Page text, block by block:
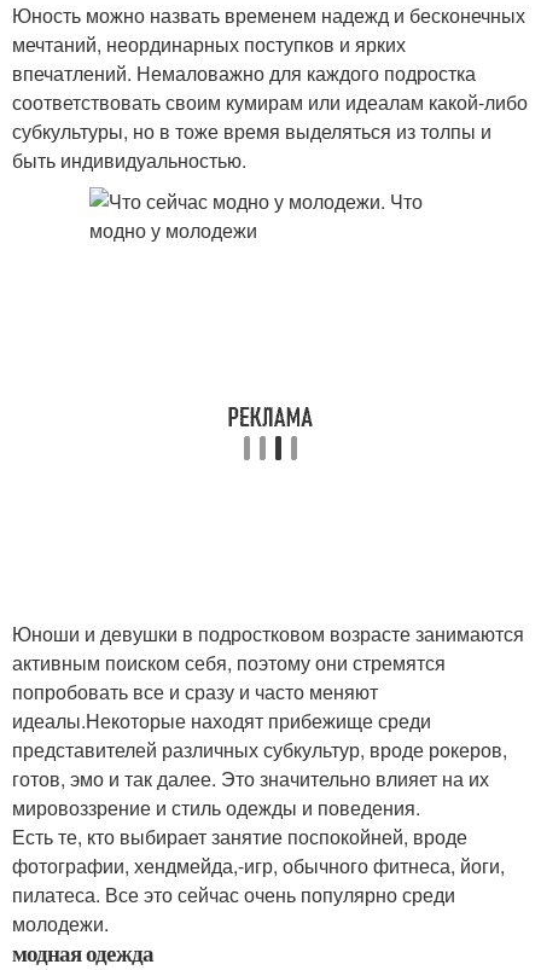
Юность можно назвать временем надежд и бесконечных
мечтаний, неординарных поступков и ярких
впечатлений. Немаловажно для каждого подростка
соответствовать своим кумирам или идеалам какой-либо
субкультуры, но в тоже время выделяться из толпы и
быть индивидуальностью.
Юноши и девушки в подростковом возрасте занимаются
активным поиском себя, поэтому они стремятся
попробовать все и сразу и часто меняют
идеалы.Некоторые находят прибежище среди
представителей различных субкультур, вроде рокеров,
готов, эмо и так далее. Это значительно влияет на их
мировоззрение и стиль одежды и поведения.
Есть те, кто выбирает занятие поспокойней, вроде
фотографии, хендмейда,-игр, обычного фитнеса, йоги,
пилатеса. Все это сейчас очень популярно среди
молодежи.
модная одежда